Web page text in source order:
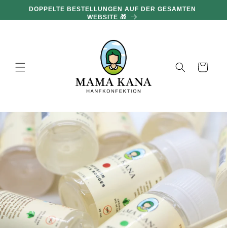
und zumDOPPELTE BESTELLUNGEN AUF DER GESAMTEN
WEBSITE 🎁
Warenkorb